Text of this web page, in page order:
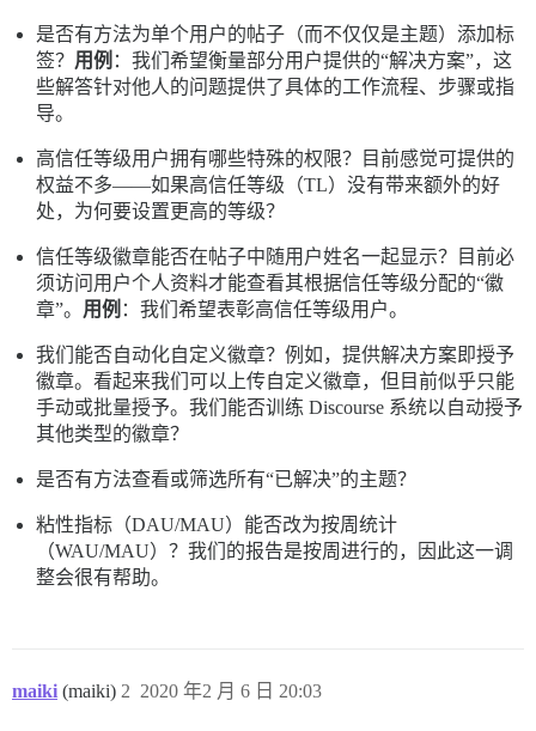
是否有方法为单个用户的帖子（而不仅仅是主题）添加标
签？ 用例 ：我们希望衡量部分用户提供的“解决方案”，这
些解答针对他人的问题提供了具体的工作流程、步骤或指
导。
高信任等级用户拥有哪些特殊的权限？目前感觉可提供的
权益不多——如果高信任等级（TL）没有带来额外的好
处，为何要设置更高的等级？
信任等级徽章能否在帖子中随用户姓名一起显示？目前必
须访问用户个人资料才能查看其根据信任等级分配的“徽
章”。 用例 ：我们希望表彰高信任等级用户。
我们能否自动化自定义徽章？例如，提供解决方案即授予
徽章。看起来我们可以上传自定义徽章，但目前似乎只能
手动或批量授予。我们能否训练 Discourse 系统以自动授予
其他类型的徽章？
是否有方法查看或筛选所有“已解决”的主题？
粘性指标（DAU/MAU）能否改为按周统计
（WAU/MAU）？我们的报告是按周进行的，因此这一调
整会很有帮助。
maiki (maiki) 2020 年2 月 6 日 20:03
2